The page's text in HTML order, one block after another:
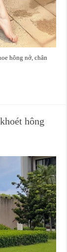
hông nở, chân
hông